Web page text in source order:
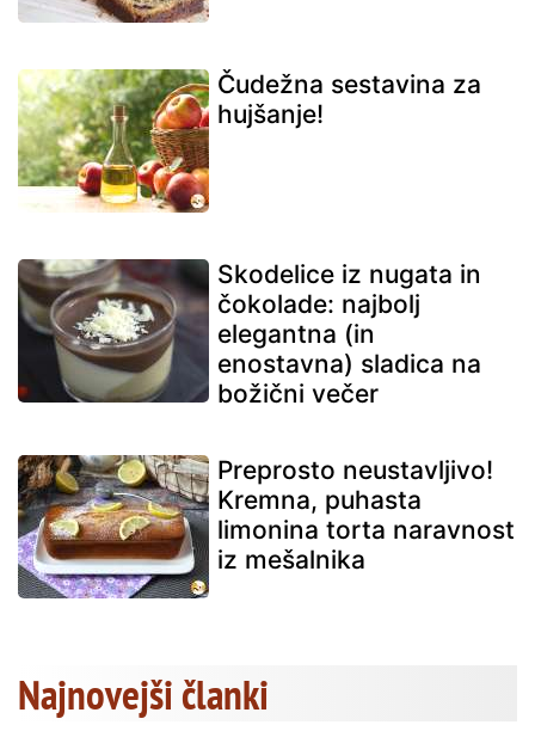
Čudežna sestavina za
hujšanje!
Skodelice iz nugata in
čokolade: najbolj
elegantna (in
enostavna) sladica na
božični večer
Preprosto neustavljivo!
Kremna, puhasta
limonina torta naravnost
iz mešalnika
Najnovejši članki